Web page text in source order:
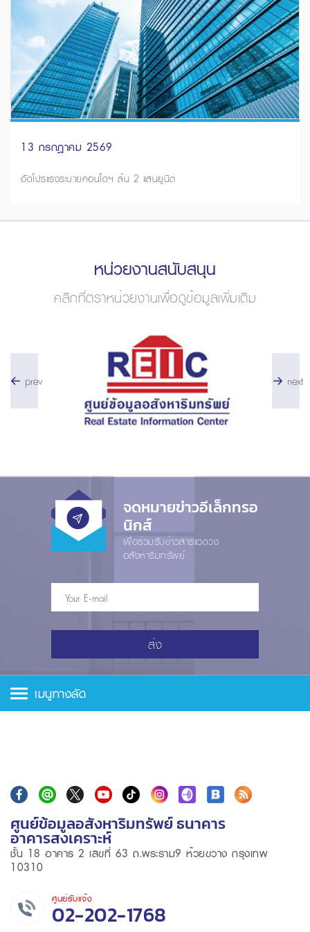
13 กรกฎาคม 2569
อัดโปรแรงระบายคอนโดฯ ล้น 2 แสนยูนิต
หน่วยงานสนับสนุน
คลิกที่ตราหน่วยงานเพื่อดูข้อมูลเพิ่มเติม
prev next
จดหมายข่าวอีเล็กทรอ
นิกส์
เพื่อร่วมรับข่าวสารแวดวง
อสังหาริมทรัพย์
ส่ง
เมนูทางลัด
ศูนย์ข้อมูลอสังหาริมทรัพย์ ธนาคาร
อาคารสงเคราะห์
ชั้น 18 อาคาร 2 เลขที่ 63 ถ.พระราม9 ห้วยขวาง กรุงเทพ
10310
ศูนย์รับแจ้ง
02-202-1768